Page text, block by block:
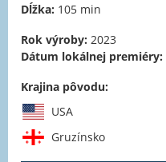
Dĺžka: 105 min
Rok výroby: 2023
Dátum lokálnej premiéry:
Krajina pôvodu:
USA
Gruzínsko